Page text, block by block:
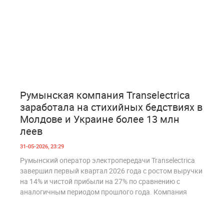
Румынская компания Transelectrica
заработала на стихийных бедствиях в
Молдове и Украине более 13 млн
леев
31-05-2026, 23:29
Румынский оператор электропередачи Transelectrica
завершил первый квартал 2026 года с ростом выручки
на 14% и чистой прибыли на 27% по сравнению с
аналогичным периодом прошлого года. Компания